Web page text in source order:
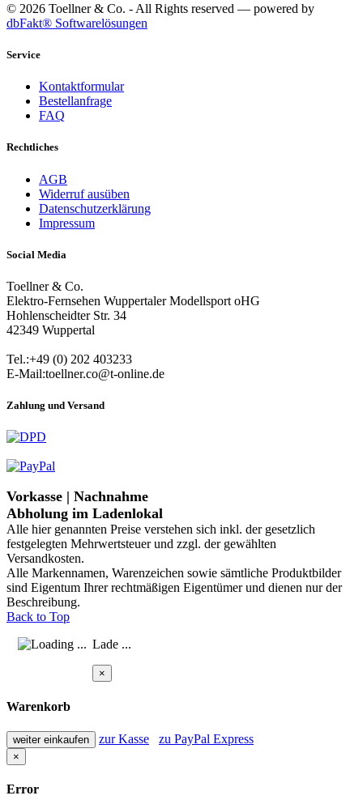
© 2026 Toellner & Co. - All Rights reserved — powered by
dbFakt® Softwarelösungen
Service
Kontaktformular
Bestellanfrage
FAQ
Rechtliches
AGB
Widerruf ausüben
Datenschutzerklärung
Impressum
Social Media
Toellner & Co.
Elektro-Fernsehen Wuppertaler Modellsport oHG
Hohlenscheidter Str. 34
42349 Wuppertal
Tel.:+49 (0) 202 403233
E-Mail:toellner.co@t-online.de
Zahlung und Versand
Vorkasse | Nachnahme
Abholung im Ladenlokal
Alle hier genannten Preise verstehen sich inkl. der gesetzlich
festgelegten Mehrwertsteuer und zzgl. der gewählten
Versandkosten.
Alle Markennamen, Warenzeichen sowie sämtliche Produktbilder
sind Eigentum Ihrer rechtmäßigen Eigentümer und dienen nur der
Beschreibung.
Back to Top
Lade ...
×
Warenkorb
weiter einkaufen zur Kasse zu PayPal Express
×
Error